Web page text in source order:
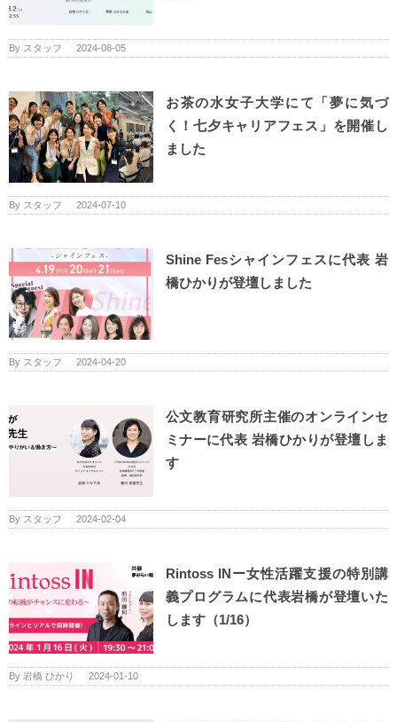
By スタッフ 2024-08-05
お茶の水女子大学にて「夢に気づ
く！七夕キャリアフェス」を開催し
ました
By スタッフ 2024-07-10
Shine Fesシャインフェスに代表 岩
橋ひかりが登壇しました
By スタッフ 2024-04-20
公文教育研究所主催のオンラインセ
ミナーに代表 岩橋ひかりが登壇しま
す
By スタッフ 2024-02-04
Rintoss INー女性活躍支援の特別講
義プログラムに代表岩橋が登壇いた
します（1/16）
By 岩橋 ひかり 2024-01-10